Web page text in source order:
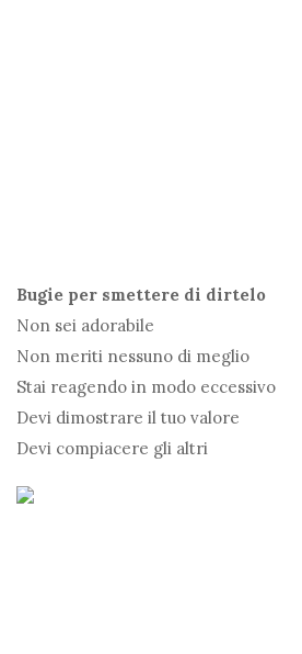
Bugie per smettere di dirtelo
Non sei adorabile
Non meriti nessuno di meglio
Stai reagendo in modo eccessivo
Devi dimostrare il tuo valore
Devi compiacere gli altri